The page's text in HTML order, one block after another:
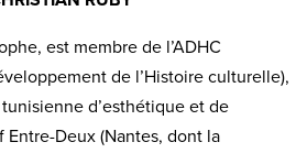
est membre de l’ADHC
de l’Histoire culturelle),
tunisienne d’esthétique et de
Deux (Nantes, dont la